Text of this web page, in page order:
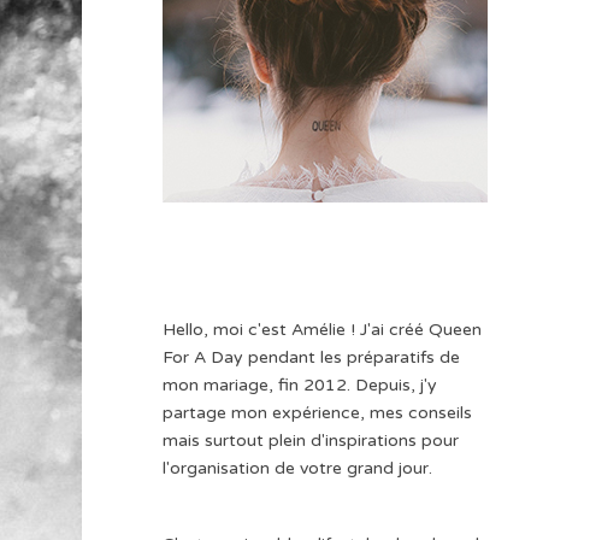
Hello, moi c'est Amélie ! J'ai créé Queen
For A Day pendant les préparatifs de
mon mariage, fin 2012. Depuis, j'y
partage mon expérience, mes conseils
mais surtout plein d'inspirations pour
l'organisation de votre grand jour.